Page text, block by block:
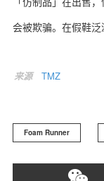
会被欺骗。在假鞋泛
来源 TMZ
Foam Runner